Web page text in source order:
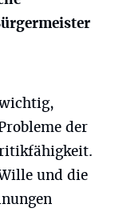
der
und die